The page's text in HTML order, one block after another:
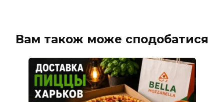
Вам також може сподобатися